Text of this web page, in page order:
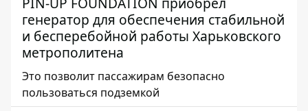
генератор для обеспечения стабильной
и бесперебойной работы Харьковского
метрополитена
Это позволит пассажирам безопасно
пользоваться подземкой